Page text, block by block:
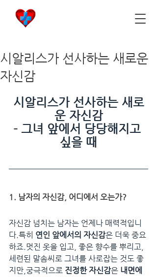
시알리스가 선사하는 새로운
자신감
시알리스가 선사하는 새로
운 자신감
- 그녀 앞에서 당당해지고
싶을 때
1. 남자의 자신감, 어디에서 오는가?
자신감 넘치는 남자는 언제나 매력적입니
다.특히 연인 앞에서의 자신감은 더욱 중요
하죠.멋진 옷을 입고, 좋은 향수를 뿌리고,
세련된 말솜씨로 그녀를 사로잡는 것도 좋
지만,궁극적으로 진정한 자신감은 내면에